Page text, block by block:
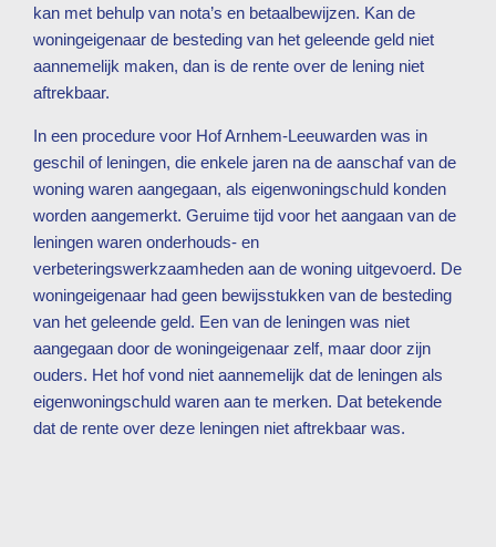
kan met behulp van nota’s en betaalbewijzen. Kan de
woningeigenaar de besteding van het geleende geld niet
aannemelijk maken, dan is de rente over de lening niet
aftrekbaar.
In een procedure voor Hof Arnhem-Leeuwarden was in
geschil of leningen, die enkele jaren na de aanschaf van de
woning waren aangegaan, als eigenwoningschuld konden
worden aangemerkt. Geruime tijd voor het aangaan van de
leningen waren onderhouds- en
verbeteringswerkzaamheden aan de woning uitgevoerd. De
woningeigenaar had geen bewijsstukken van de besteding
van het geleende geld. Een van de leningen was niet
aangegaan door de woningeigenaar zelf, maar door zijn
ouders. Het hof vond niet aannemelijk dat de leningen als
eigenwoningschuld waren aan te merken. Dat betekende
dat de rente over deze leningen niet aftrekbaar was.